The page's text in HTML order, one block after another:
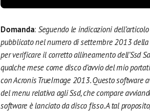
Domanda: Seguendo le indicazioni
pubblicato nel numero di settembre 2013
per verificare il corretto allineamento dell’Ssd
qualche mese come disco d’avvio del mio
con Acronis TrueImage 2013. Questo software
del menu relativa agli Ssd, che compare
software è lanciato da disco fisso. A tal